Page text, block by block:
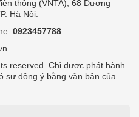
thông (VNTA), 68 Dương
Hà Nội.
0923457788
reserved. Chỉ được phát hành
sự đồng ý bằng văn bản của